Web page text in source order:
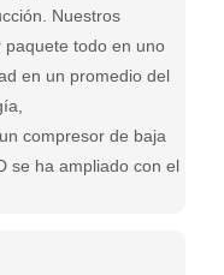
Nuestros
todo en uno
en un promedio del
compresor de baja
se ha ampliado con el